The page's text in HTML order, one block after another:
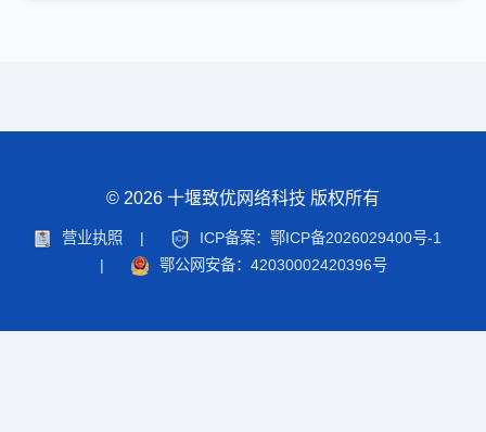
© 2026 十堰致优网络科技 版权所有
营业执照 |
ICP备案：鄂ICP备2026029400号-1
|
鄂公网安备：42030002420396号